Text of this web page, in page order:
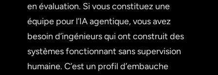
en évaluation. Si vous constituez une
équipe pour l’IA agentique, vous avez
besoin d’ingénieurs qui ont construit des
systèmes fonctionnant sans supervision
humaine. C’est un profil d’embauche